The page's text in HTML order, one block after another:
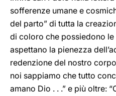
sofferenze umane e
del parto” di tutta la
di coloro che possiedono
aspettano la pienezza
redenzione del nostro
noi sappiamo che tutto
amano Dio . . .” e più oltre: